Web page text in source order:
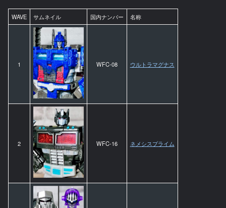
WAVE サムネイル 国内ナンバー 名称
1 WFC-08 ウルトラマグナス
2 WFC-16 ネメシスプライム